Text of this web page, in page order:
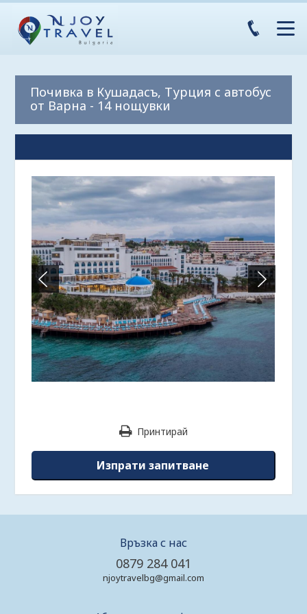
Почивка в Кушадасъ, Турция с автобус
от Варна - 14 нощувки
Принтирай
Изпрати запитване
Връзка с нас
0879 284 041
njoytravelbg@gmail.com